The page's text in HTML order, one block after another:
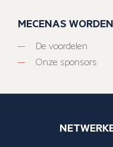
MECENAS WORDEN
De voordelen
Onze sponsors